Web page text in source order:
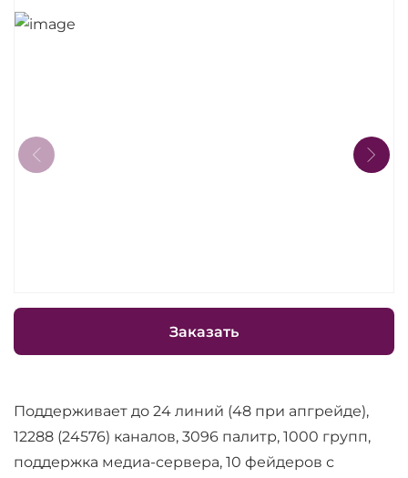
Заказать
Поддерживает до 24 линий (48 при апгрейде),
12288 (24576) каналов, 3096 палитр, 1000 групп,
поддержка медиа-сервера, 10 фейдеров с